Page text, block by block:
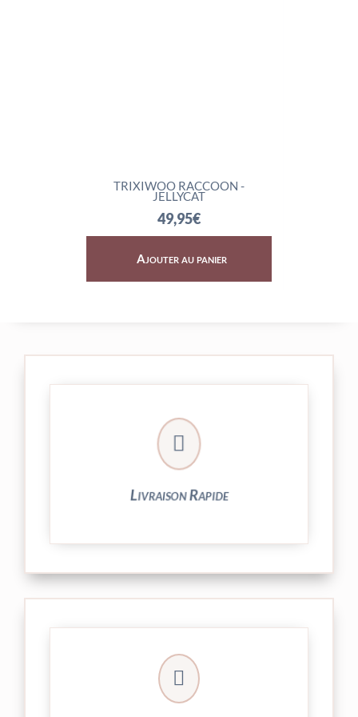
TRIXIWOO RACCOON -
Ajouter au panier

Livraison Rapide
Votre commande est expédiée sous
24/48h et livrée par Colissimo.

► 04 73 27 04 20
► contact@peekaboo.fr